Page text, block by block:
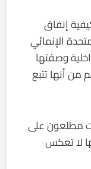
إنفاق
الإنمائي
وصفتها
من أنها تتبع
مطلعون على
لا تعكس